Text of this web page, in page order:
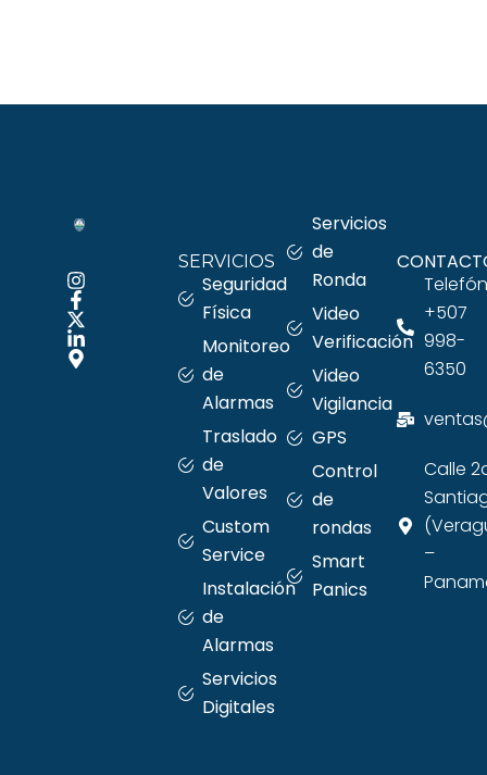
SERVICIOS
Seguridad
Física
Monitoreo
de
Alarmas
Traslado
de
Valores
Custom
Service
Instalación
de
Alarmas
Servicios
Digitales
Servicios
de
Ronda
Video
Verificación
Video
Vigilancia
GPS
Control
de
rondas
Smart
Panics
+507
998-
6350
Calle
–